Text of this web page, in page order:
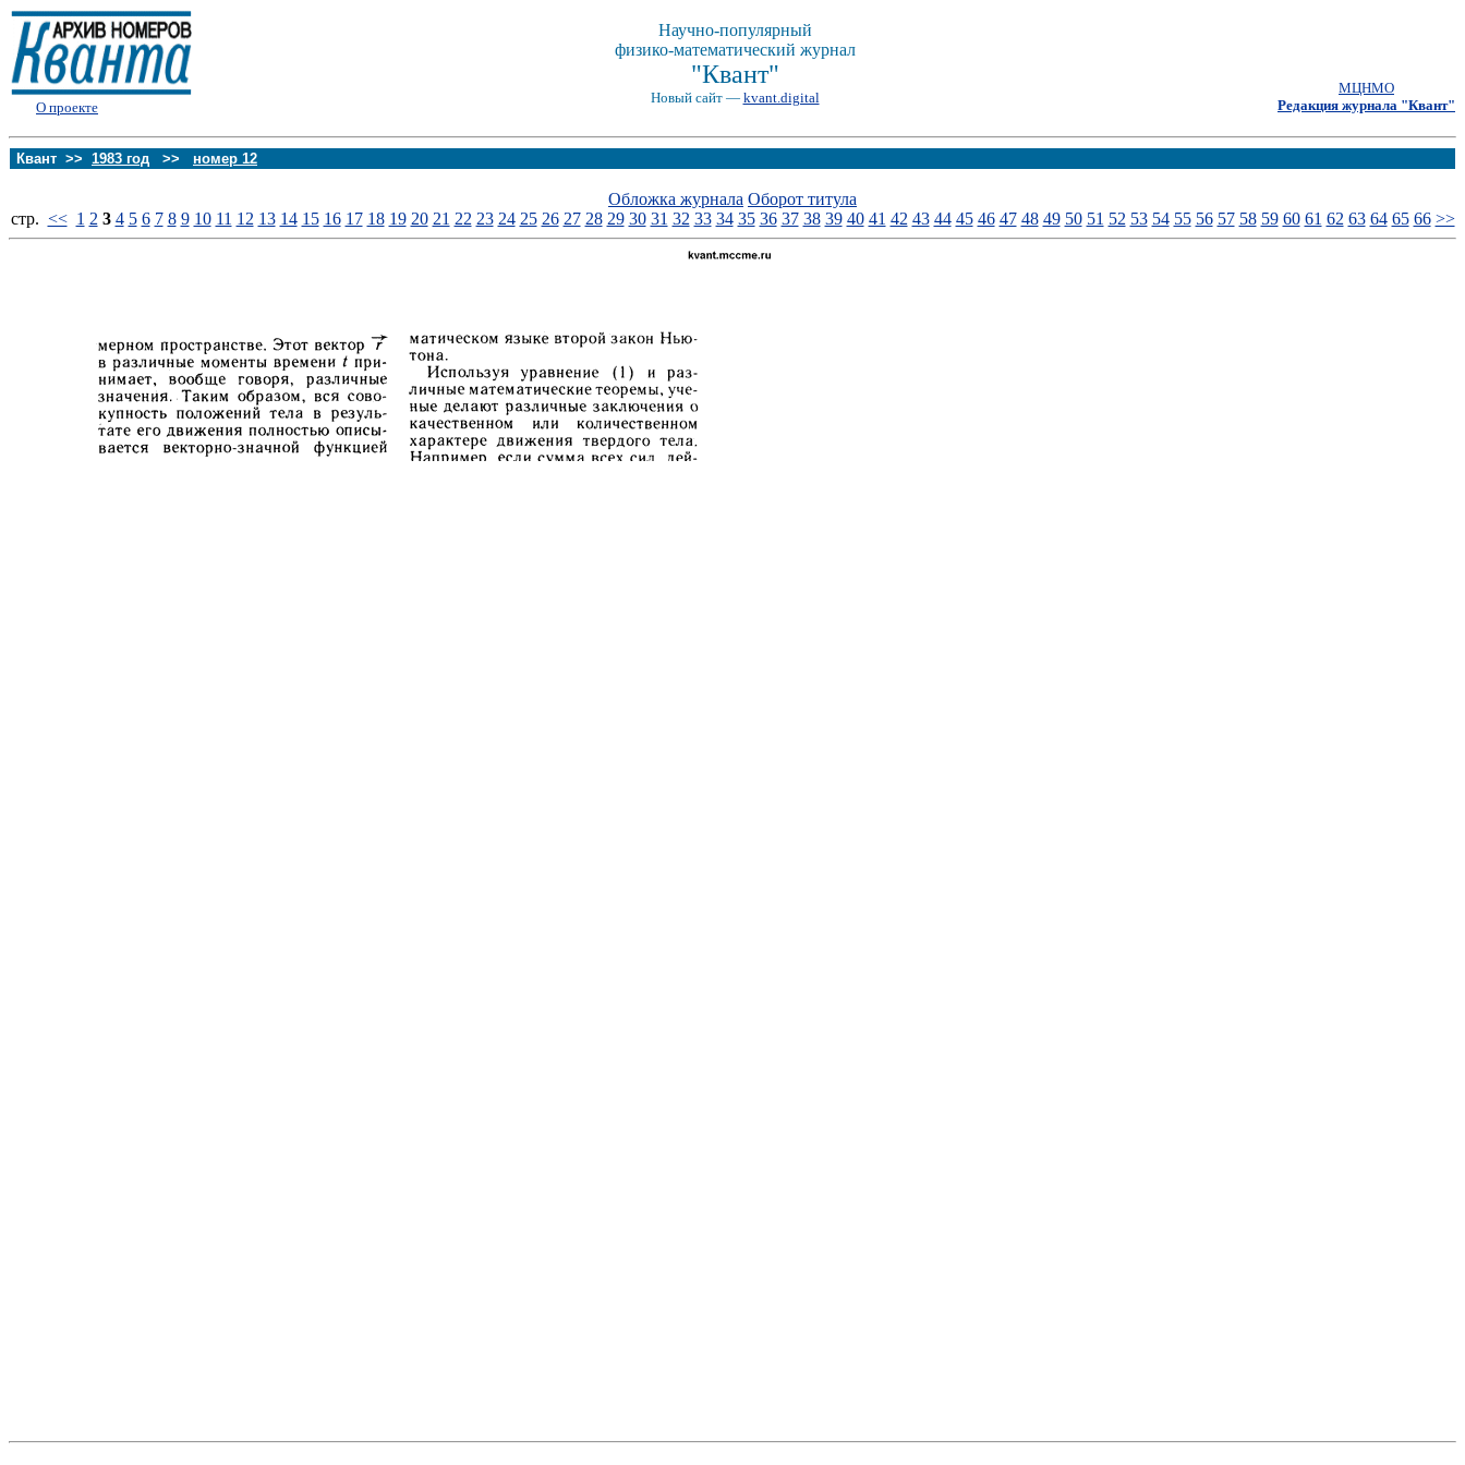
О проекте
Научно-популярный
физико-математический журнал
"Квант"
Новый сайт — kvant.digital
МЦНМО
Редакция журнала "Квант"
Квант >> 1983 год >> номер 12
Обложка журнала Оборот титула
стp. << 1 2 3 4 5 6 7 8 9 10 11 12 13 14 15 16 17 18 19 20 21 22 23 24 25 26 27 28 29 30 31 32 33 34 35 36 37 38 39 40 41 42 43 44 45 46 47 48 49 50 51 52 53 54 55 56 57 58 59 60 61 62 63 64 65 66 >>